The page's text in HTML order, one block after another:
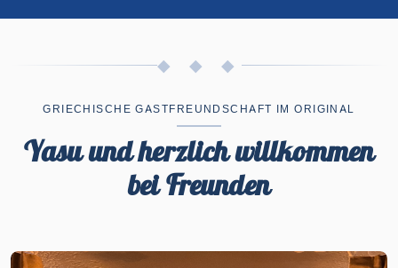
◆ ◆ ◆
GRIECHISCHE GASTFREUNDSCHAFT IM ORIGINAL
Yasu und herzlich willkommen
bei Freunden